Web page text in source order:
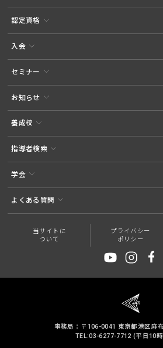
認定資格
入会
セミナー
お知らせ
養成校
指導者検索
学会
よくある質問
当サイトに
ついて
プライバシー
ポリシー
事務局：〒106-0041 東京都港区麻
TEL:03-6277-7712 (平日10